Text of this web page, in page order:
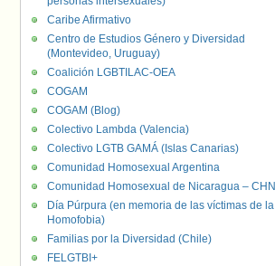
Caribe Afirmativo
Centro de Estudios Género y Diversidad
(Montevideo, Uruguay)
Coalición LGBTILAC-OEA
COGAM
COGAM (Blog)
Colectivo Lambda (Valencia)
Colectivo LGTB GAMÁ (Islas Canarias)
Comunidad Homosexual Argentina
Comunidad Homosexual de Nicaragua – CHN
Día Púrpura (en memoria de las víctimas de la
Homofobia)
Familias por la Diversidad (Chile)
FELGTBI+